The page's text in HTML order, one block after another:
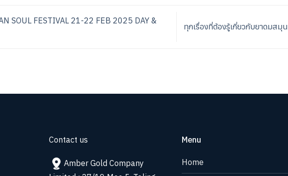
SOUL FESTIVAL 21-22 FEB 2025 DAY &
ทุกเรื่องที่ต้องรู้เกี่ยวกับยาดมสมุ
Contact us
Amber Gold Company
Menu
Home